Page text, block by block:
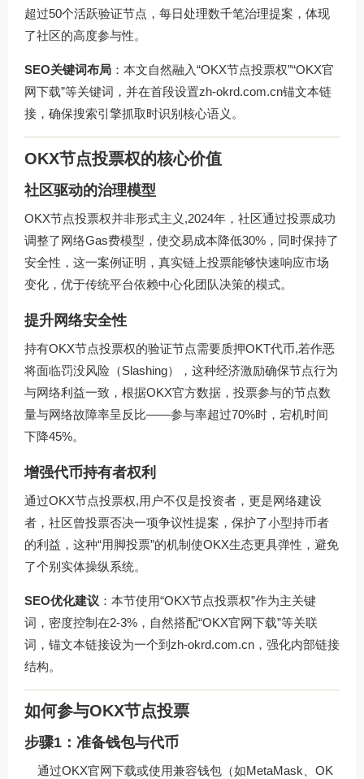
超过50个活跃验证节点，每日处理数千笔治理提案，体现
了社区的高度参与性。
SEO关键词布局 ：本文自然融入“OKX节点投票权”“OKX官
网下载”等关键词，并在首段设置zh-okrd.com.cn锚文本链
接，确保搜索引擎抓取时识别核心语义。
OKX节点投票权的核心价值
社区驱动的治理模型
OKX节点投票权并非形式主义,2024年，社区通过投票成功
调整了网络Gas费模型，使交易成本降低30%，同时保持了
安全性，这一案例证明，真实链上投票能够快速响应市场
变化，优于传统平台依赖中心化团队决策的模式。
提升网络安全性
持有OKX节点投票权的验证节点需要质押OKT代币,若作恶
将面临罚没风险（Slashing），这种经济激励确保节点行为
与网络利益一致，根据OKX官方数据，投票参与的节点数
量与网络故障率呈反比——参与率超过70%时，宕机时间
下降45%。
增强代币持有者权利
通过OKX节点投票权,用户不仅是投资者，更是网络建设
者，社区曾投票否决一项争议性提案，保护了小型持币者
的利益，这种“用脚投票”的机制使OKX生态更具弹性，避免
了个别实体操纵系统。
SEO优化建议 ：本节使用“OKX节点投票权”作为主关键
词，密度控制在2-3%，自然搭配“OKX官网下载”等关联
词，锚文本链接设为一个到 zh-okrd.com.cn ，强化内部链接
结构。
如何参与OKX节点投票
步骤1：准备钱包与代币
通过OKX官网下载或使用兼容钱包（如MetaMask、OK